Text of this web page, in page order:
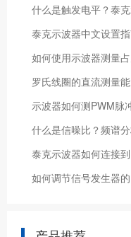
什么是触发电平？泰
泰克示波器中文设置
如何使用示波器测量占
罗氏线圈的直流测量
示波器如何测PWM脉
什么是信噪比？频谱
泰克示波器如何连接到
如何调节信号发生器